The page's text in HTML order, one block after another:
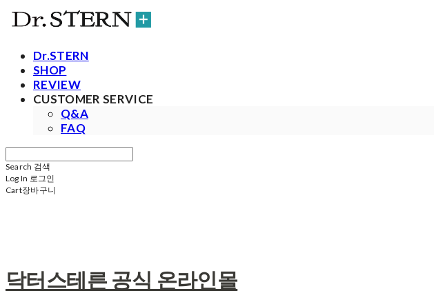
Dr.STERN
SHOP
REVIEW
CUSTOMER SERVICE
Q&A
FAQ
Search 검색
Log In 로그인
Cart장바구니
닥터스테른 공식 온라인몰